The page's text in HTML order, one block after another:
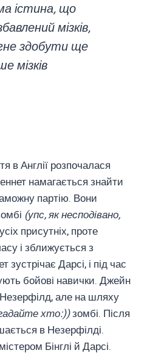
істина, що
мізків,
здобути ще
мізків
в Англії розпочалася
намагається знайти
партію. Вони
(упс, як несподівано,
присутніх, проте
і зближується з
зустрічає Дарсі, і під час
бойові навички. Джейн
але на шляху
хто:))зомбі. Після
в Незерфілді.
Бінглі й Дарсі.